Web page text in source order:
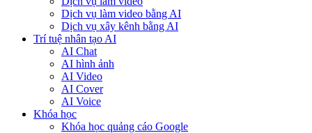
Dịch vụ làm video bằng AI
Dịch vụ xây kênh bằng AI
Trí tuệ nhân tạo AI
AI Chat
AI hình ảnh
AI Video
AI Cover
AI Voice
Khóa học
Khóa học quảng cáo Google